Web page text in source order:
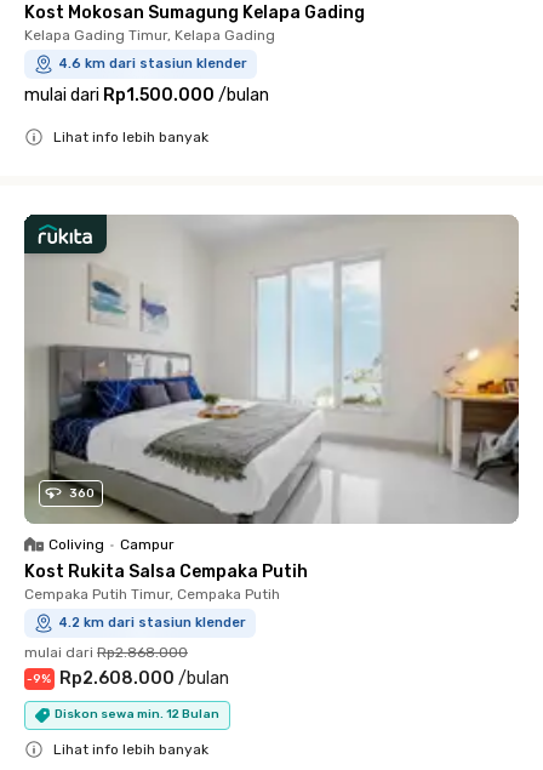
Kost Mokosan Sumagung Kelapa Gading
Kelapa Gading Timur, Kelapa Gading
4.6 km dari stasiun klender
mulai dari Rp1.500.000 /bulan
Lihat info lebih banyak
360
Coliving • Campur
Kost Rukita Salsa Cempaka Putih
Cempaka Putih Timur, Cempaka Putih
4.2 km dari stasiun klender
mulai dari Rp2.868.000
-9% Rp2.608.000 /bulan
Diskon sewa min. 12 Bulan
Lihat info lebih banyak